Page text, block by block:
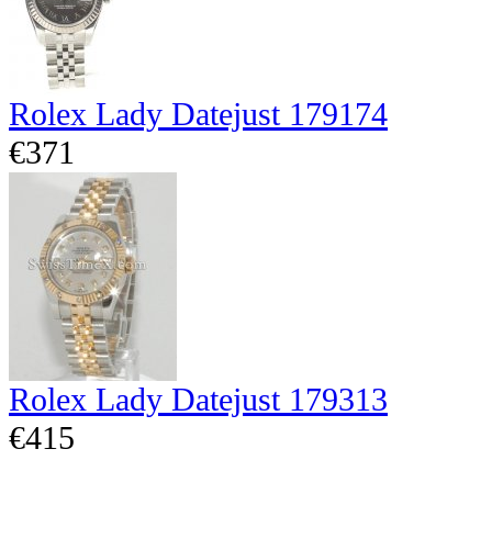
Rolex Lady Datejust 179174
€371
Rolex Lady Datejust 179313
€415